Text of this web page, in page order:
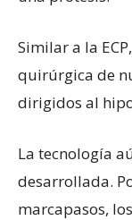
Similar a la
quirúrgica de
dirigidos al
La tecnología
desarrollada.
marcapasos,